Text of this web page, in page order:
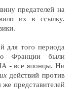
предателей на
их в ссылку.
для того периода
Франции были
- все японцы. Ни
действий против
представителей